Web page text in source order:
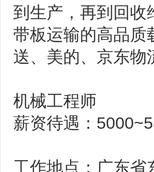
到生产，再到回收
带板运输的高品质
送、美的、京东物
机械工程师
薪资待遇：
工作地点：广东省